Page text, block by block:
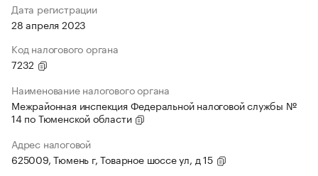
Дата регистрации
28 апреля 2023
Код налогового органа
7232
Наименование налогового органа
Межрайонная инспекция Федеральной налоговой службы №
14 по Тюменской области
Адрес налоговой
625009, Тюмень г, Товарное шоссе ул, д 15